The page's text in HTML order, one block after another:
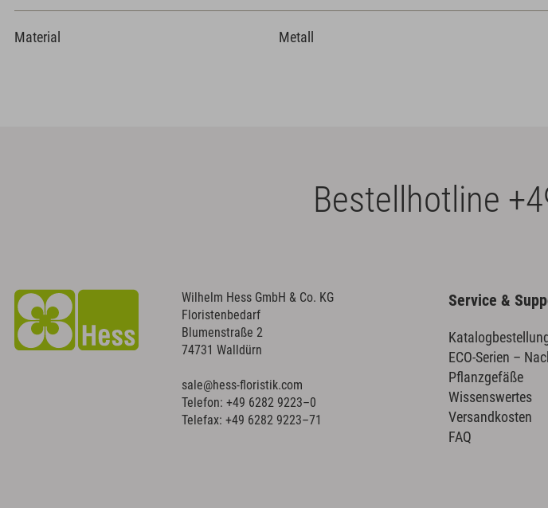
Material Metall
Bestellhotline
Wilhelm Hess GmbH & Co. KG
Floristenbedarf
Blumenstraße 2
74731 Walldürn
sale@hess-floristik.com
Telefon: +49 6282 9223–0
Telefax: +49 6282 9223–71
Service &
ECO-Serien –
Pflanzgefäße
Wissenswertes
Versandkosten
FAQ